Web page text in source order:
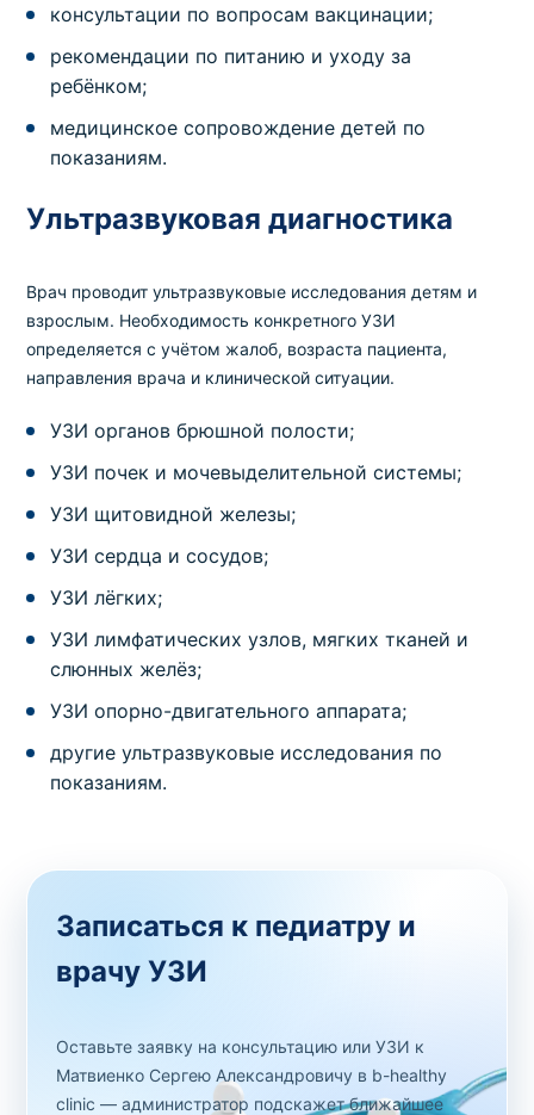
консультации по вопросам вакцинации;
рекомендации по питанию и уходу за
ребёнком;
медицинское сопровождение детей по
показаниям.
Ультразвуковая диагностика
Врач проводит ультразвуковые исследования детям и
взрослым. Необходимость конкретного УЗИ
определяется с учётом жалоб, возраста пациента,
направления врача и клинической ситуации.
УЗИ органов брюшной полости;
УЗИ почек и мочевыделительной системы;
УЗИ щитовидной железы;
УЗИ сердца и сосудов;
УЗИ лёгких;
УЗИ лимфатических узлов, мягких тканей и
слюнных желёз;
УЗИ опорно-двигательного аппарата;
другие ультразвуковые исследования по
показаниям.
Записаться к педиатру и
врачу УЗИ
Оставьте заявку на консультацию или УЗИ к
Матвиенко Сергею Александровичу в b-healthy
clinic — администратор подскажет ближайшее